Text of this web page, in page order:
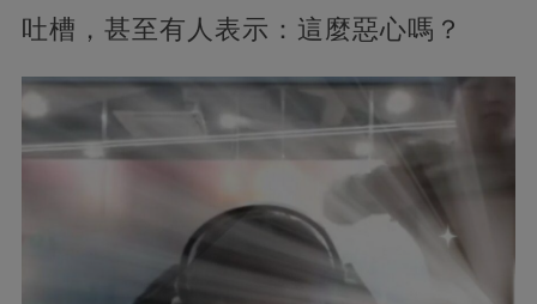
吐槽，甚至有人表示：這麼惡心嗎？